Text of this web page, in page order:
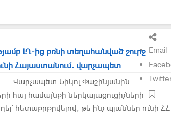
Email
ԼՂ-ից բռնի տեղահանված շուրջ
Հայաստանում. վարչապետ
Վարչապետ Նիկոլ Փաշինյանին
հայ համայնքի ներկայացուցիչների
հետաքրքրվելով, թե ինչ պլաններ ունի ՀՀ